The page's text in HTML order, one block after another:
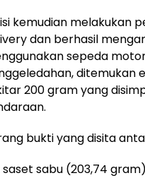
kemudian melakukan
dan berhasil
sepeda
ditemukan
200 gram yang
bukti yang disita
saset sabu (203,74